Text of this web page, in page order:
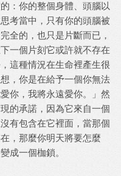
：你的整個身體、頭腦以
考當中，只有你的頭腦被
全的，也只是片斷而已，
一個片刻它或許就不存在
這種情況在生命裡產生很
，你是在給予一個你無法
你，我將永遠愛你。」然
的承諾，因為它來自一個
有包含在它裡面，當那個
，那麼你明天將要怎麼
成一個枷鎖。